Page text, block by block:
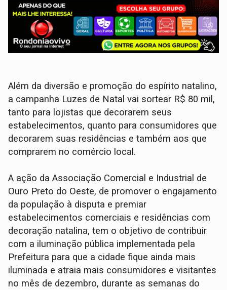
Além da diversão e promoção do espírito natalino,
a campanha Luzes de Natal vai sortear R$ 80 mil,
tanto para lojistas que decorarem seus
estabelecimentos, quanto para consumidores que
decorarem suas residências e também aos que
comprarem no comércio local.
A ação da Associação Comercial e Industrial de
Ouro Preto do Oeste, de promover o engajamento
da população à disputa e premiar
estabelecimentos comerciais e residências com
decoração natalina, tem o objetivo de contribuir
com a iluminação pública implementada pela
Prefeitura para que a cidade fique ainda mais
iluminada e atraia mais consumidores e visitantes
no mês de dezembro, durante as semanas do